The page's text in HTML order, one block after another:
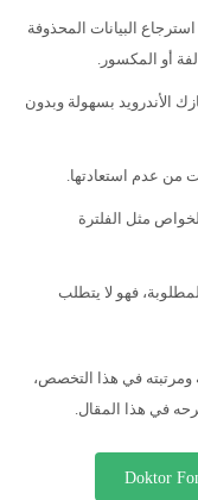
يستطيع تنزيل برنامج Wondershare Dr Fone استرجاع البيانات المحذوفة
أو المكسور.
الأندرويد بسهولة وبدون
من عدم استعادتها.
مثل الفلترة
فهو لا يتطلب
ومرتبته في هذا التخصص،
في هذا المقال.